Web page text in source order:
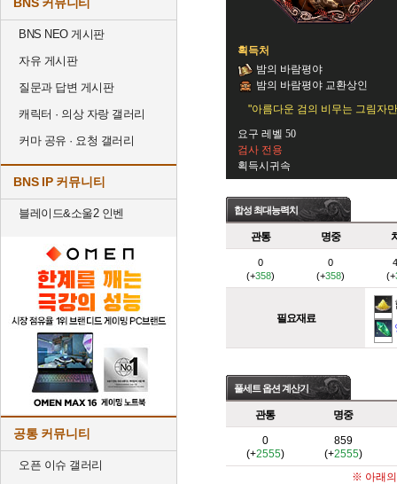
BNS NEO 게시판
자유 게시판
질문과 답변 게시판
캐릭터 · 의상 자랑 갤러리
커마 공유 · 요청 갤러리
BNS IP 커뮤니티
블레이드&소울2 인벤
공통 커뮤니티
오픈 이슈 갤러리
획득처
밤의 바람평야
밤의 바람평야 교환상인
"아름다운 검의 비무는 그림자
요구 레벨 50
검사 전용
획득시귀속
합성 최대능력치
관통 명중
0
(+358)
0
(+358)
(+
필요재료
풀세트 옵션 계산기
관통 명중
0
(+2555)
859
(+2555)
※ 아래의